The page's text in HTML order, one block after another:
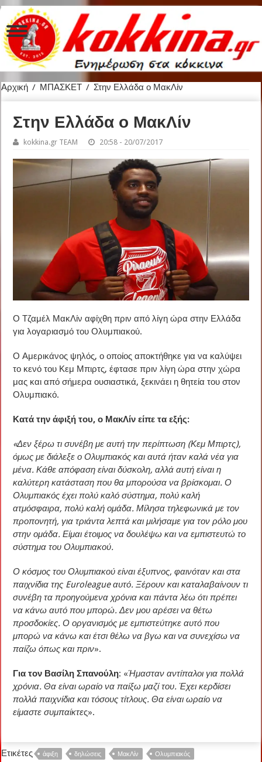
Αρχική / ΜΠΑΣΚΕΤ / Στην Ελλάδα ο ΜακΛίν
Στην Ελλάδα ο ΜακΛίν
kokkina.gr TEAM 20:58 - 20/07/2017
Ο Τζαμέλ ΜακΛίν αφίχθη πριν από λίγη ώρα στην Ελλάδα
για λογαριασμό του Ολυμπιακού.
Ο Αμερικάνος ψηλός, ο οποίος αποκτήθηκε για να καλύψει
το κενό του Κεμ Μπιρτς, έφτασε πριν λίγη ώρα στην χώρα
μας και από σήμερα ουσιαστικά, ξεκινάει η θητεία του στον
Ολυμπιακό.
Κατά την άφιξή του, ο ΜακΛίν είπε τα εξής:
«Δεν ξέρω τι συνέβη με αυτή την περίπτωση (Κεμ Μπιρτς),
όμως με διάλεξε ο Ολυμπιακός και αυτά ήταν καλά νέα για
μένα. Κάθε απόφαση είναι δύσκολη, αλλά αυτή είναι η
καλύτερη κατάσταση που θα μπορούσα να βρίσκομαι. Ο
Ολυμπιακός έχει πολύ καλό σύστημα, πολύ καλή
ατμόσφαιρα, πολύ καλή ομάδα. Μίλησα τηλεφωνικά με τον
προπονητή, για τριάντα λεπτά και μιλήσαμε για τον ρόλο μου
στην ομάδα. Είμαι έτοιμος να δουλέψω και να εμπιστευτώ το
σύστημα του Ολυμπιακού.
Ο κόσμος του Ολυμπιακού είναι έξυπνος, φαινόταν και στα
παιχνίδια της Euroleague αυτό. Ξέρουν και καταλαβαίνουν τι
συνέβη τα προηγούμενα χρόνια και πάντα λέω ότι πρέπει
να κάνω αυτό που μπορώ. Δεν μου αρέσει να θέτω
προσδοκίες. Ο οργανισμός με εμπιστεύτηκε αυτό που
μπορώ να κάνω και έτσι θέλω να βγω και να συνεχίσω να
παίζω όπως και πριν».
Για τον Βασίλη Σπανούλη: «Ήμασταν αντίπαλοι για πολλά
χρόνια. Θα είναι ωραίο να παίξω μαζί του. Έχει κερδίσει
πολλά παιχνίδια και τόσους τίτλους. Θα είναι ωραίο να
είμαστε συμπαίκτες».
Ετικέτες άφιξη δηλώσεις ΜακΛίν Ολυμπιακός